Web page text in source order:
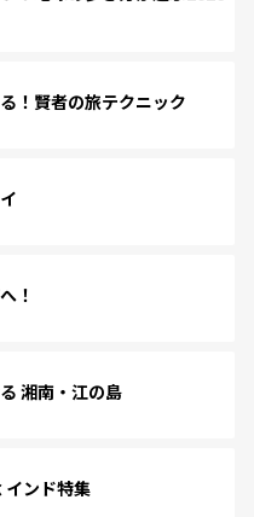
！賢者の旅テクニック
！
湘南・江の島
インド特集